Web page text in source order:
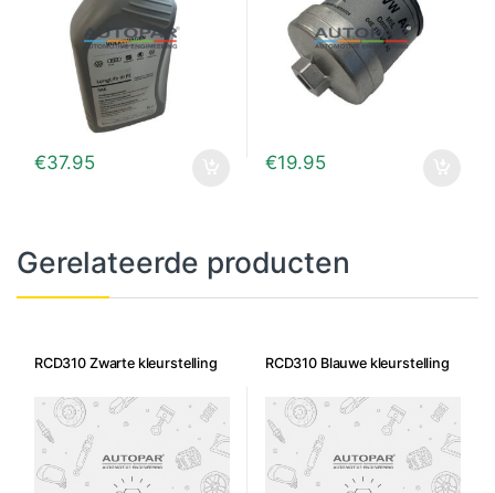
€37.95 €19.95
Gerelateerde producten
RCD310 Zwarte kleurstelling RCD310 Blauwe kleurstelling